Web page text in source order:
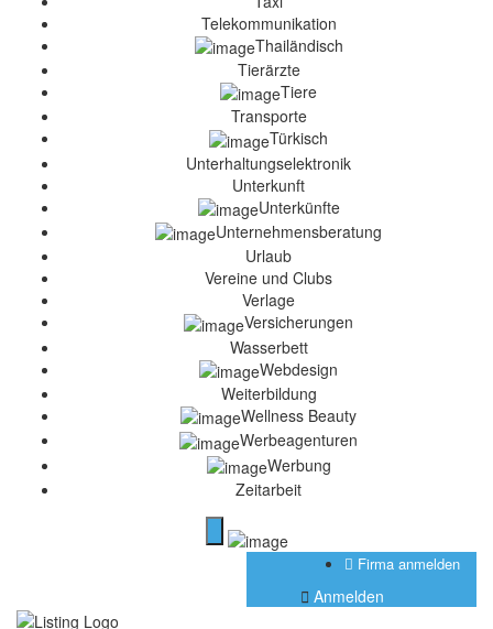
Telekommunikation
Thailändisch
Tierärzte
Tiere
Transporte
Türkisch
Unterhaltungselektronik
Unterkunft
Unterkünfte
Unternehmensberatung
Urlaub
Vereine und Clubs
Verlage
Versicherungen
Wasserbett
Webdesign
Weiterbildung
Wellness Beauty
Werbeagenturen
Werbung
Zeitarbeit
Firma anmelden
Anmelden